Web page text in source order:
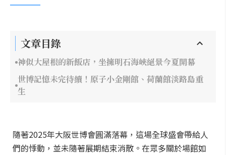
文章目錄
神似大屋根的新飯店，坐擁明石海峽絕景今夏開幕
世博記憶未完待續！原子小金剛館、荷蘭館淡路島重
生
隨著2025年大阪世博會圓滿落幕，這場全球盛會帶給人
們的悸動，並未隨著展期結束消散。在眾多關於場館如